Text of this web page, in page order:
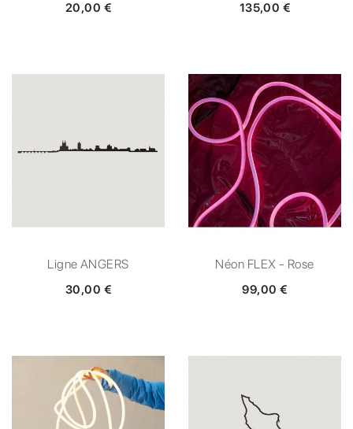
20,00 € 135,00 €
Ligne ANGERS
30,00 €
Néon FLEX - Rose
99,00 €